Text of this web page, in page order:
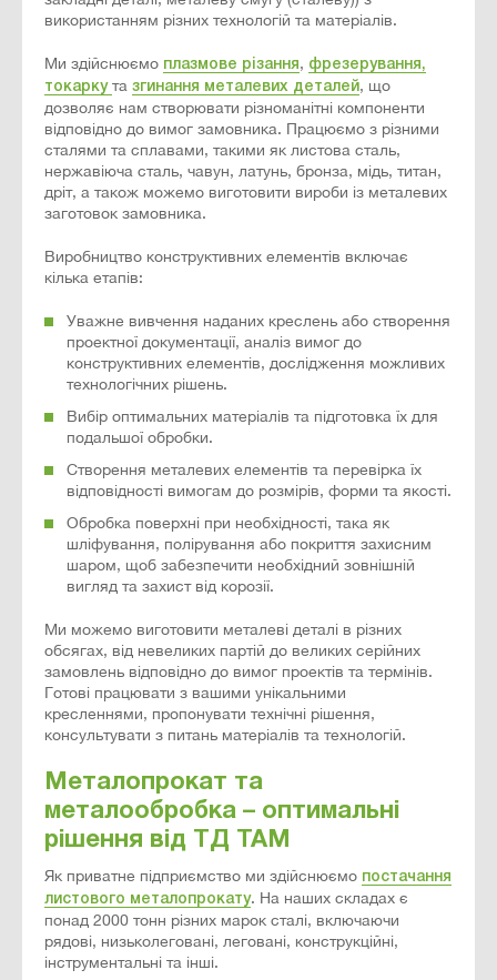
використанням різних технологій та матеріалів.
Ми здійснюємо плазмове різання, фрезерування,
токарку та згинання металевих деталей, що
дозволяє нам створювати різноманітні компоненти
відповідно до вимог замовника. Працюємо з різними
сталями та сплавами, такими як листова сталь,
нержавіюча сталь, чавун, латунь, бронза, мідь, титан,
дріт, а також можемо виготовити вироби із металевих
заготовок замовника.
Виробництво конструктивних елементів включає
кілька етапів:
Уважне вивчення наданих креслень або створення
проектної документації, аналіз вимог до
конструктивних елементів, дослідження можливих
технологічних рішень.
Вибір оптимальних матеріалів та підготовка їх для
подальшої обробки.
Створення металевих елементів та перевірка їх
відповідності вимогам до розмірів, форми та якості.
Обробка поверхні при необхідності, така як
шліфування, полірування або покриття захисним
шаром, щоб забезпечити необхідний зовнішній
вигляд та захист від корозії.
Ми можемо виготовити металеві деталі в різних
обсягах, від невеликих партій до великих серійних
замовлень відповідно до вимог проектів та термінів.
Готові працювати з вашими унікальними
кресленнями, пропонувати технічні рішення,
консультувати з питань матеріалів та технологій.
Металопрокат та
металообробка – оптимальні
рішення від ТД ТАМ
Як приватне підприємство ми здійснюємо постачання
листового металопрокату. На наших складах є
понад 2000 тонн різних марок сталі, включаючи
рядові, низьколеговані, леговані, конструкційні,
інструментальні та інші.